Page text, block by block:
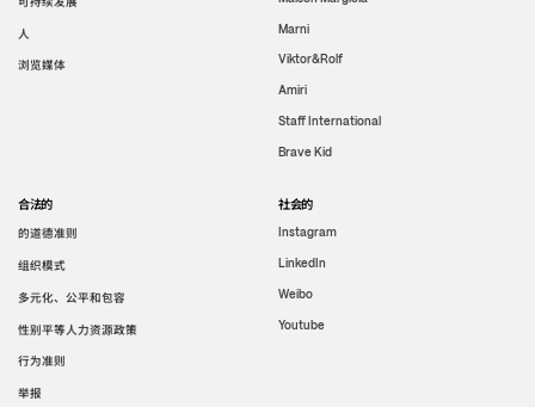
人
浏览媒体
Marni
Viktor&Rolf
Amiri
Staff International
Brave Kid
合法的
的道德准则
组织模式
多元化、公平和包容
性别平等人力资源政策
行为准则
举报
社会的
Instagram
LinkedIn
Weibo
Youtube